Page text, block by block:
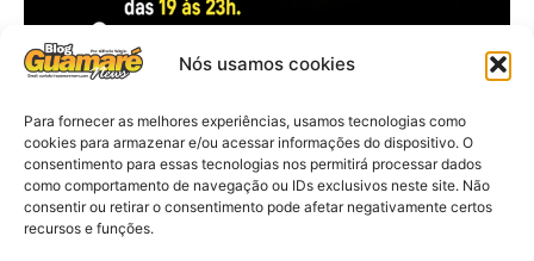
Nós usamos cookies
Para fornecer as melhores experiências, usamos tecnologias como
cookies para armazenar e/ou acessar informações do dispositivo. O
consentimento para essas tecnologias nos permitirá processar dados
como comportamento de navegação ou IDs exclusivos neste site. Não
consentir ou retirar o consentimento pode afetar negativamente certos
recursos e funções.